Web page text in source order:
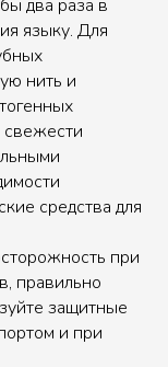
два раза в
языку. Для
нить и
свежести
средства для
при
правильно
защитные
и при